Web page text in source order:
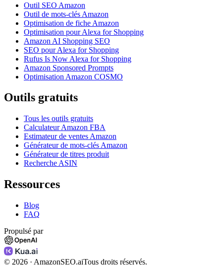
Outil SEO Amazon
Outil de mots-clés Amazon
Optimisation de fiche Amazon
Optimisation pour Alexa for Shopping
Amazon AI Shopping SEO
SEO pour Alexa for Shopping
Rufus Is Now Alexa for Shopping
Amazon Sponsored Prompts
Optimisation Amazon COSMO
Outils gratuits
Tous les outils gratuits
Calculateur Amazon FBA
Estimateur de ventes Amazon
Générateur de mots-clés Amazon
Générateur de titres produit
Recherche ASIN
Ressources
Blog
FAQ
Propulsé par
© 2026 · AmazonSEO.aiTous droits réservés.